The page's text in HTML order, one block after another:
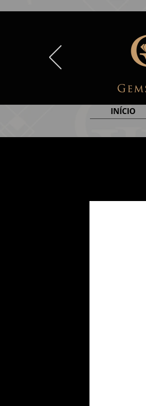
INÍCIO